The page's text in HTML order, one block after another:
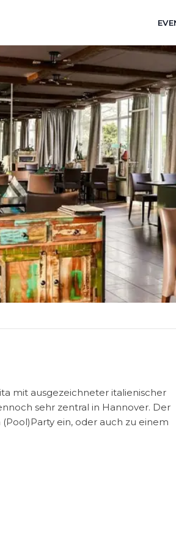
mit ausgezeichneter italienischer
sehr zentral in Hannover. Der
ein, oder auch zu einem